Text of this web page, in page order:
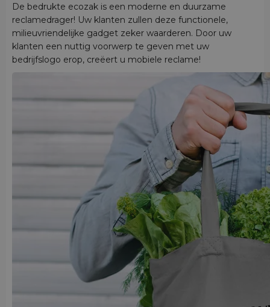
De bedrukte ecozak is een moderne en duurzame
reclamedrager! Uw klanten zullen deze functionele,
milieuvriendelijke gadget zeker waarderen. Door uw
klanten een nuttig voorwerp te geven met uw
bedrijfslogo erop, creëert u mobiele reclame!